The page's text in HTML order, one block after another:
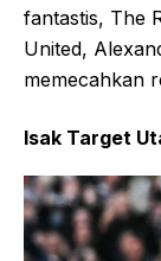
fantastis, The
United,
memecahkan
Isak Target